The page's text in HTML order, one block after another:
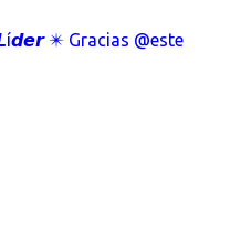
✴️ Gracias @este